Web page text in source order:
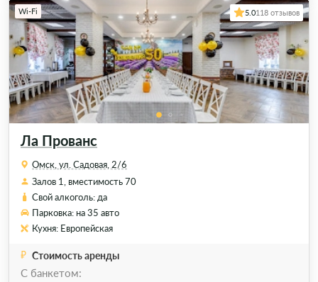
Ла Прованс
Wi-Fi 5.0118 отзывов
Омск, ул. Садовая, 2/6
Залов 1, вместимость 70
Свой алкоголь: да
Парковка: на 35 авто
Кухня: Европейская
Стоимость аренды
C банкетом: